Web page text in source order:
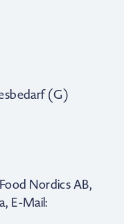
(G)
Nordics AB,
E-Mail: